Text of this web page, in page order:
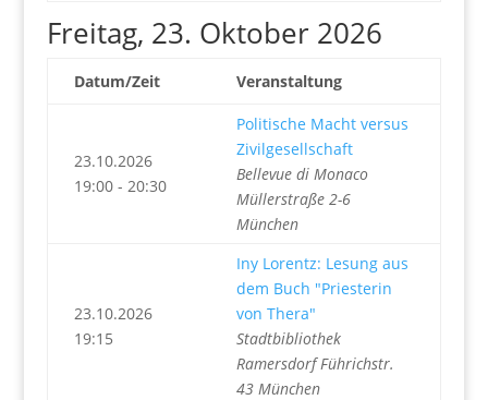
Freitag, 23. Oktober 2026
Datum/Zeit Veranstaltung
23.10.2026
19:00 - 20:30
Politische Macht versus
Zivilgesellschaft
Bellevue di Monaco
Müllerstraße 2-6
München
23.10.2026
19:15
Iny Lorentz: Lesung aus
dem Buch "Priesterin
von Thera"
Stadtbibliothek
Ramersdorf Führichstr.
43 München